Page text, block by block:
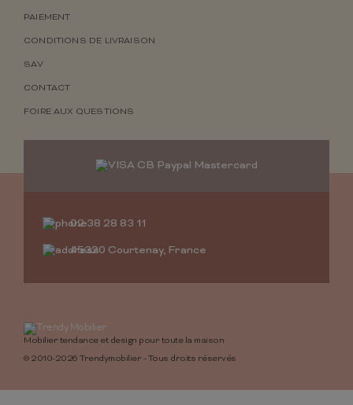
PAIEMENT
CONDITIONS DE LIVRAISON
SAV
CONTACT
FOIRE AUX QUESTIONS
02 38 28 83 11
45320 Courtenay, France
Mobilier tendance et design pour toute la maison
© 2010-2026 Trendymobilier - Tous droits réservés